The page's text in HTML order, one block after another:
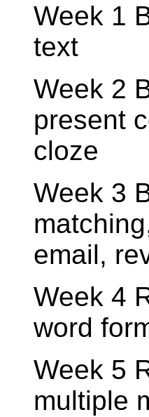
Week 1
text
Week 2
present
cloze
Week 3
email,
Week 4
word
Week 5
multiple